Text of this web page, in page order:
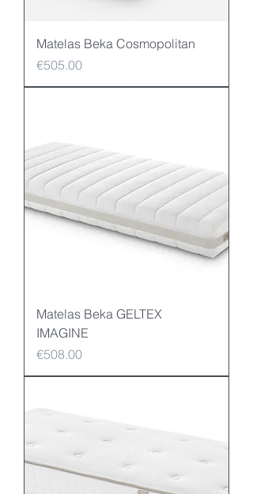
Matelas Beka Cosmopolitan
Price
€505.00
Matelas Beka GELTEX
IMAGINE
Price
€508.00